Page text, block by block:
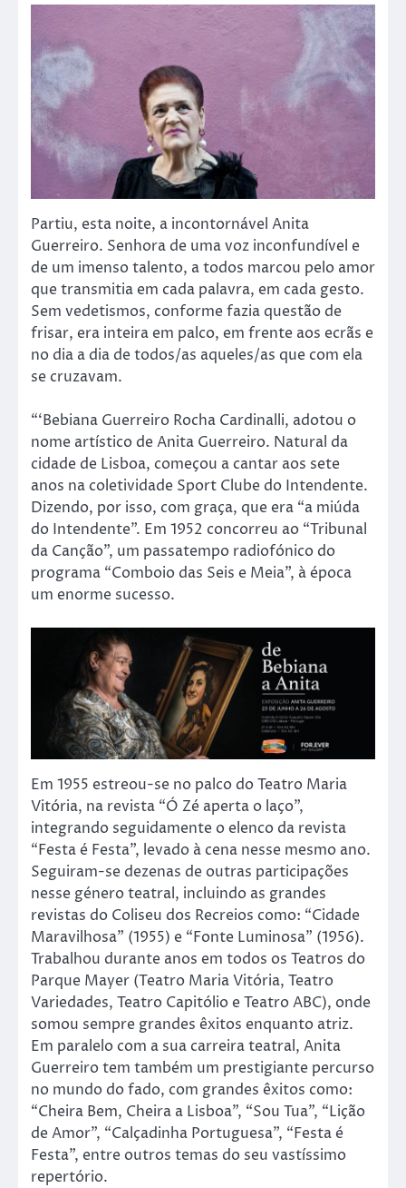
Partiu, esta noite, a incontornável Anita
Guerreiro. Senhora de uma voz inconfundível e
de um imenso talento, a todos marcou pelo amor
que transmitia em cada palavra, em cada gesto.
Sem vedetismos, conforme fazia questão de
frisar, era inteira em palco, em frente aos ecrãs e
no dia a dia de todos/as aqueles/as que com ela
se cruzavam.
“‘Bebiana Guerreiro Rocha Cardinalli, adotou o
nome artístico de Anita Guerreiro. Natural da
cidade de Lisboa, começou a cantar aos sete
anos na coletividade Sport Clube do Intendente.
Dizendo, por isso, com graça, que era “a miúda
do Intendente”. Em 1952 concorreu ao “Tribunal
da Canção”, um passatempo radiofónico do
programa “Comboio das Seis e Meia”, à época
um enorme sucesso.
Em 1955 estreou-se no palco do Teatro Maria
Vitória, na revista “Ó Zé aperta o laço”,
integrando seguidamente o elenco da revista
“Festa é Festa”, levado à cena nesse mesmo ano.
Seguiram-se dezenas de outras participações
nesse género teatral, incluindo as grandes
revistas do Coliseu dos Recreios como: “Cidade
Maravilhosa” (1955) e “Fonte Luminosa” (1956).
Trabalhou durante anos em todos os Teatros do
Parque Mayer (Teatro Maria Vitória, Teatro
Variedades, Teatro Capitólio e Teatro ABC), onde
somou sempre grandes êxitos enquanto atriz.
Em paralelo com a sua carreira teatral, Anita
Guerreiro tem também um prestigiante percurso
no mundo do fado, com grandes êxitos como:
“Cheira Bem, Cheira a Lisboa”, “Sou Tua”, “Lição
de Amor”, “Calçadinha Portuguesa”, “Festa é
Festa”, entre outros temas do seu vastíssimo
repertório.